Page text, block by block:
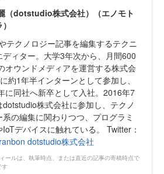
（dotstudio株式会社）（エノモト
テクノロジー記事を編集するテクニ
ディター。大学3年次から、月間600
オウンドメディアを運営する株式会
約1年半インターンとして参加し、
に同社へ新卒として入社。2016年7
dotstudio株式会社に参加し、テクノ
系の編集に関わりつつ、プログラミ
IoTデバイスに触れている。 Twitter：
dotstudio株式会社
ールは、執筆時点、または直近の記事の寄稿時点で
す